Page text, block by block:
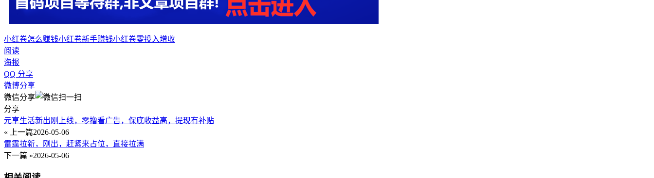
小红卷怎么赚钱小红卷新手赚钱小红卷零投入增收
阅读
海报
QQ 分享
微博分享
微信分享
分享
元享生活新出刚上线，零撸看广告，保底收益高，提现有补贴
« 上一篇2026-05-06
雷霆拉新，刚出，赶紧来占位，直接拉满
下一篇 »2026-05-06